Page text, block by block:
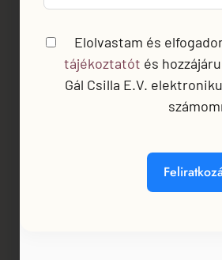
szimbólumalkotáson
és coaching
szemléletű
fejlesztésén,
és a kiégés
megelőzésén,
reziliencia-
építésen
Mindhárom
ugyanabba
Elolvastam és
tájékoztatót és
Gál Csilla E.V.